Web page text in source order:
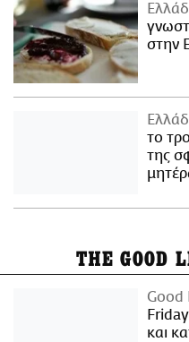
στην
το
της
THE GOOD
Good
και